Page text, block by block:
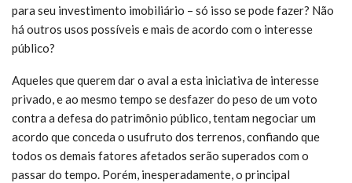
para seu investimento imobiliário – só isso se pode fazer? Não
há outros usos possíveis e mais de acordo com o interesse
público?
Aqueles que querem dar o aval a esta iniciativa de interesse
privado, e ao mesmo tempo se desfazer do peso de um voto
contra a defesa do patrimônio público, tentam negociar um
acordo que conceda o usufruto dos terrenos, confiando que
todos os demais fatores afetados serão superados com o
passar do tempo. Porém, inesperadamente, o principal